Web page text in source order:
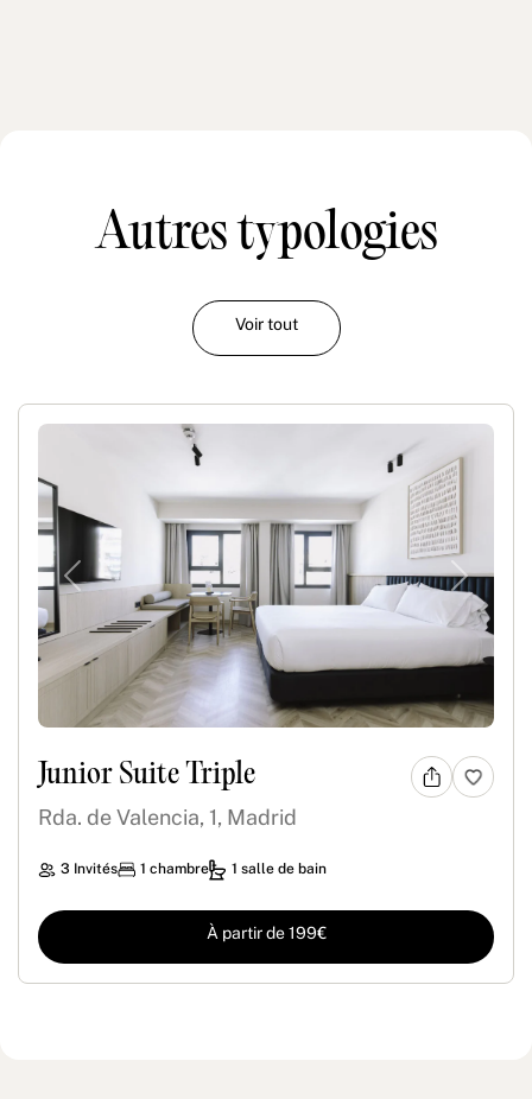
Autres typologies
Voir tout
Previous Next
Junior Suite Triple
Rda. de Valencia, 1, Madrid
3 Invités 1 chambre 1 salle de bain
À partir de 199€